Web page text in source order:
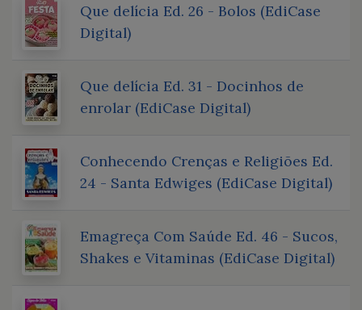
Que delícia Ed. 26 - Bolos (EdiCase
Digital)
Que delícia Ed. 31 - Docinhos de
enrolar (EdiCase Digital)
Conhecendo Crenças e Religiões Ed.
24 - Santa Edwiges (EdiCase Digital)
Emagreça Com Saúde Ed. 46 - Sucos,
Shakes e Vitaminas (EdiCase Digital)